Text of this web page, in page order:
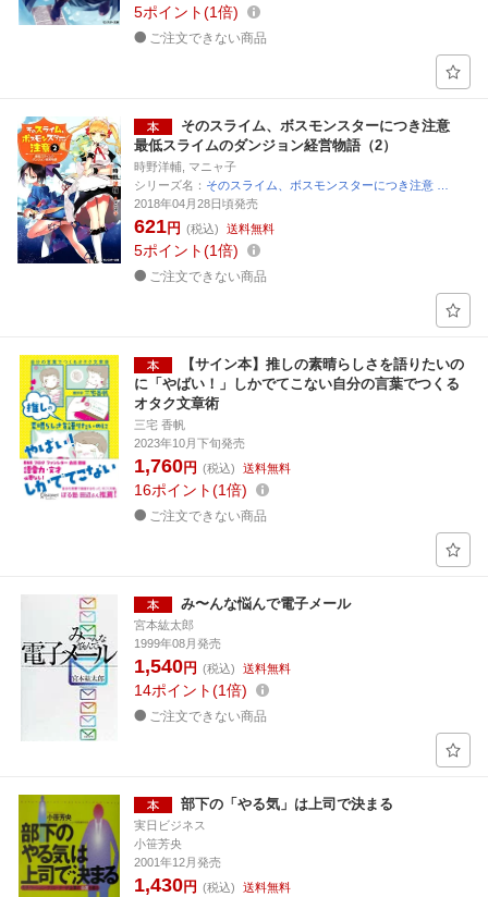
5ポイント 1倍
ご注文できない商品
そのスライム、ボスモンスターにつき注意
最低スライムのダンジョン経営物語（2）
時野洋輔, マニャ子
シリーズ名： そのスライム、ボスモンスターにつき注意 …
2018年04月28日頃発売
621円 (税込) 送料無料
5ポイント 1倍
ご注文できない商品
【サイン本】推しの素晴らしさを語りたいの
に「やばい！」しかでてこない自分の言葉でつくる
オタク文章術
三宅 香帆
2023年10月下旬発売
1,760円 (税込) 送料無料
16ポイント 1倍
ご注文できない商品
み〜んな悩んで電子メール
宮本紘太郎
1999年08月発売
1,540円 (税込) 送料無料
14ポイント 1倍
ご注文できない商品
部下の「やる気」は上司で決まる
実日ビジネス
小笹芳央
2001年12月発売
1,430円 (税込) 送料無料